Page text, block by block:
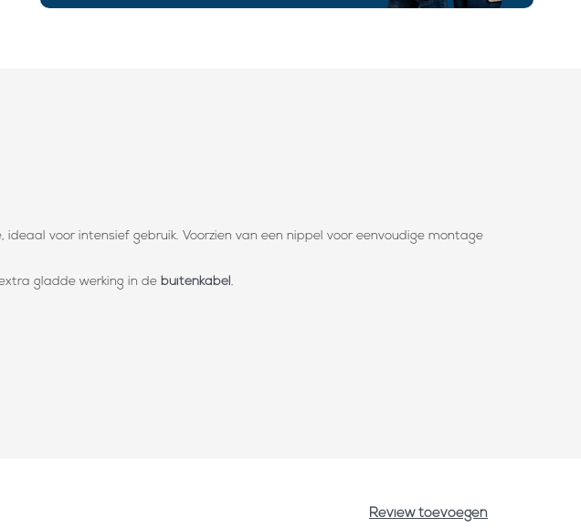
voor intensief gebruik. Voorzien van een nippel voor eenvoudige montage
gladde werking in de buitenkabel.
Review toevoegen